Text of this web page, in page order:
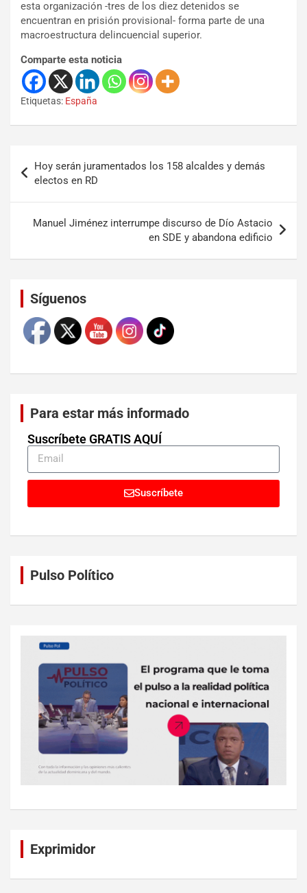
esta organización -tres de los diez detenidos se
encuentran en prisión provisional- forma parte de una
macroestructura delincuencial superior.
Comparte esta noticia
Etiquetas: España
Hoy serán juramentados los 158 alcaldes y demás
electos en RD
Manuel Jiménez interrumpe discurso de Dío Astacio
en SDE y abandona edificio
Síguenos
Para estar más informado
Suscríbete GRATIS AQUÍ
Suscríbete
Pulso Político
Exprimidor